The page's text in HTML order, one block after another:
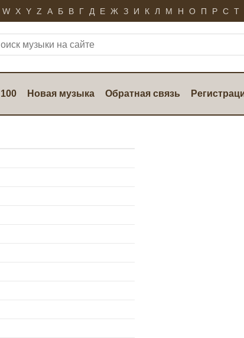
W X Y Z А Б В Г Д Е Ж З И К Л М Н О П Р С Т
Новая музыка Обратная связь